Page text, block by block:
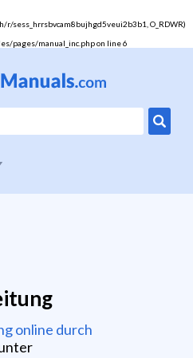
O_RDWR)
pages/manual_inc.phpon line6
online durch